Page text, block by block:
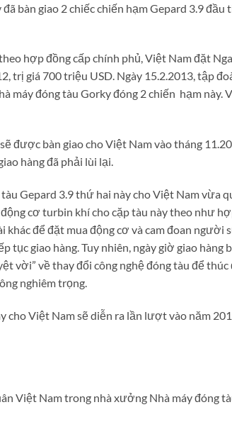
bàn giao 2 chiếc chiến hạm Gepard 3.9 đầu
hợp đồng cấp chính phủ, Việt Nam đặt
trị giá 700 triệu USD. Ngày 15.2.2013, tập
máy đóng tàu Gorky đóng 2 chiến hạm này.
được bàn giao cho Việt Nam vào tháng
hàng đã phải lùi lại.
Gepard 3.9 thứ hai này cho Việt Nam vừa
cơ turbin khí cho cặp tàu này theo như
để đặt mua động cơ và cam đoan người
tục giao hàng. Tuy nhiên, ngày giờ giao hàng
vời” về thay đổi công nghệ đóng tàu để
nghiêm trọng.
cho Việt Nam sẽ diễn ra lần lượt vào năm
Việt Nam trong nhà xưởng Nhà máy đóng